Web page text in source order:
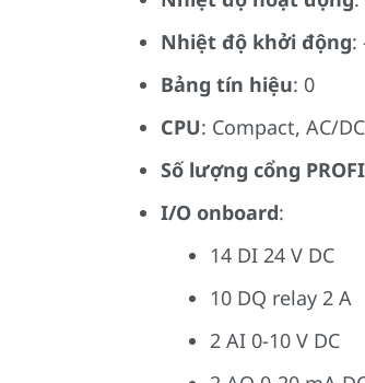
Nhiệt độ khởi động:
Bảng tín hiệu: 0
CPU: Compact, AC/
Số lượng cổng
I/O onboard:
14 DI 24 V DC
10 DQ relay 2 A
2 AI 0-10 V DC